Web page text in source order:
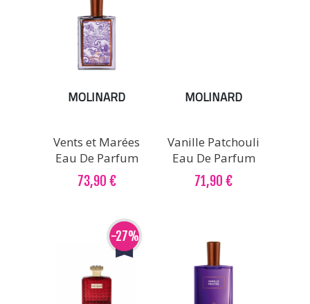
MOLINARD
Vents et Marées
Eau De Parfum
73,90 €
MOLINARD
Vanille Patchouli
Eau De Parfum
71,90 €
-27%